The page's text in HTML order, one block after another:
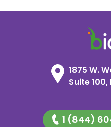
1875 W.
Suite
1 (844)